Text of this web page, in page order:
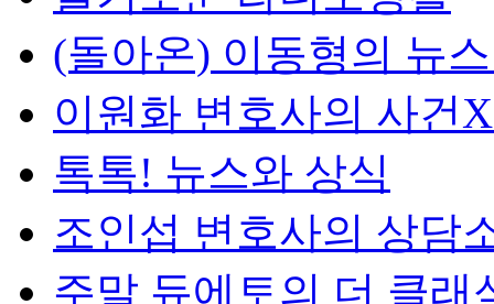
(돌아온) 이동형의 뉴
이원화 변호사의 사건
톡톡! 뉴스와 상식
조인섭 변호사의 상담
주말 듀에토의 더 클래